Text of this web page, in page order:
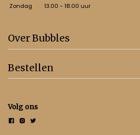
Zondag
13.00 - 18.00 uur
Over Bubbles
Bestellen
Volg ons